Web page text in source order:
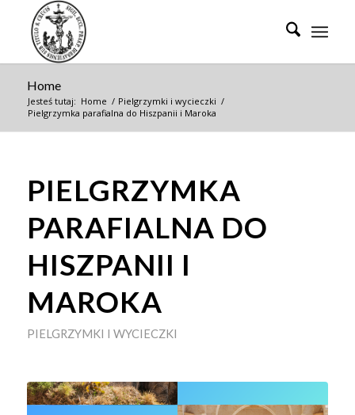
Home
Jesteś tutaj: Home / Pielgrzymki i wycieczki /
Pielgrzymka parafialna do Hiszpanii i Maroka
PIELGRZYMKA
PARAFIALNA DO
HISZPANII I
MAROKA
PIELGRZYMKI I WYCIECZKI